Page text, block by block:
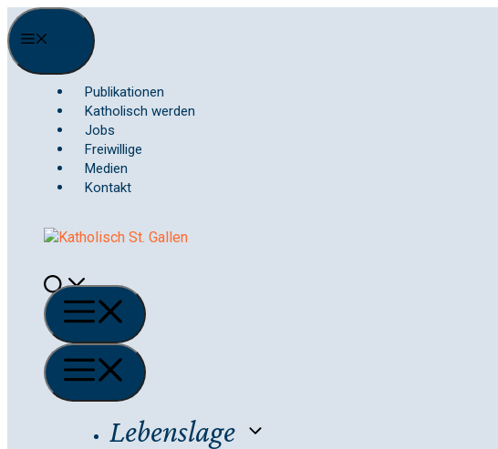
Springe
zum
Inhalt
Publikationen
Katholisch werden
Jobs
Freiwillige
Medien
Kontakt
Menü
Menü
Lebenslage